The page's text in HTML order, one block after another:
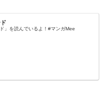
」を読んでいるよ！#マンガMee